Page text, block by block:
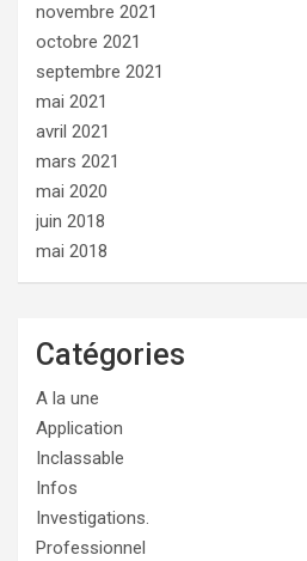
novembre 2021
octobre 2021
septembre 2021
mai 2021
avril 2021
mars 2021
mai 2020
juin 2018
mai 2018
Catégories
A la une
Application
Inclassable
Infos
Investigations.
Professionnel